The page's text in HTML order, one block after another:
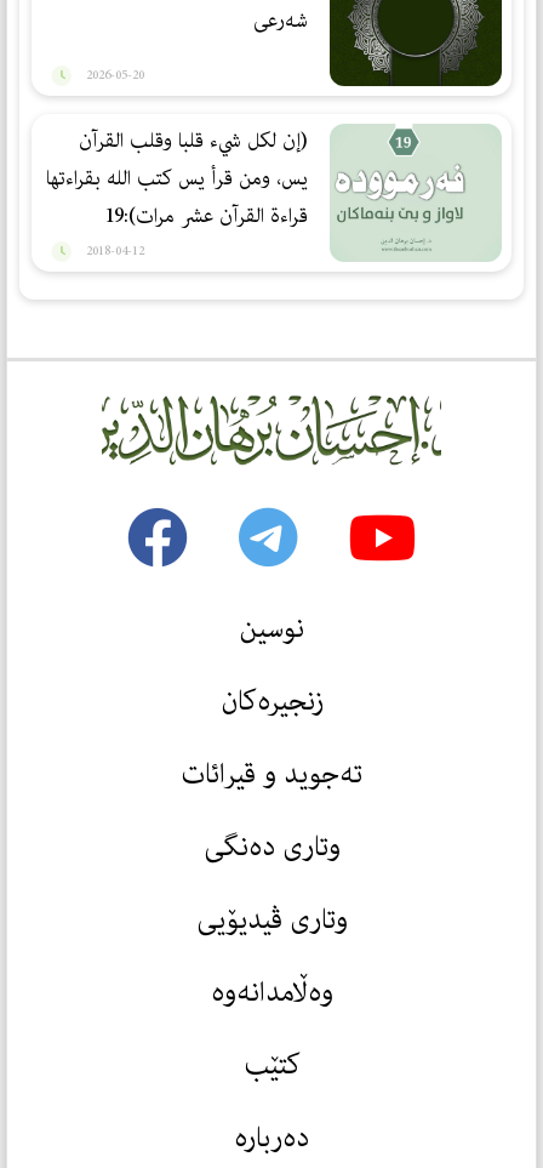
شەرعی
2026-05-20
(إن لكل شيء قلبا وقلب القرآن
يس، ومن قرأ يس كتب الله بقراءتها
قراءة القرآن عشر مرات):19
2018-04-12
نوسین
زنجیرەکان
تەجوید و قیرائات
وتاری دەنگی
وتاری ڤیدیۆیی
وەڵامدانەوە
کتێب
دەربارە